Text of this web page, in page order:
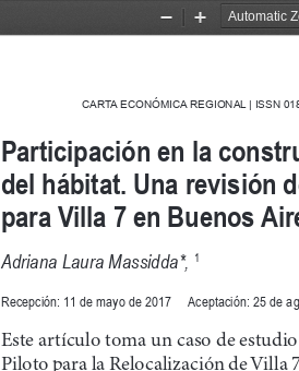
Zoom
Zoom
CARTA ECONÓMICA REGIONAL | ISSN
Participación en la
del hábitat. Una revisión
para Villa 7 en Buenos
Adriana Laura Massidda*, 1
Recepción: 11 de mayo de 2017     Aceptación: 25 de
Este artículo toma un caso de
Piloto para la Relocalización de Villa